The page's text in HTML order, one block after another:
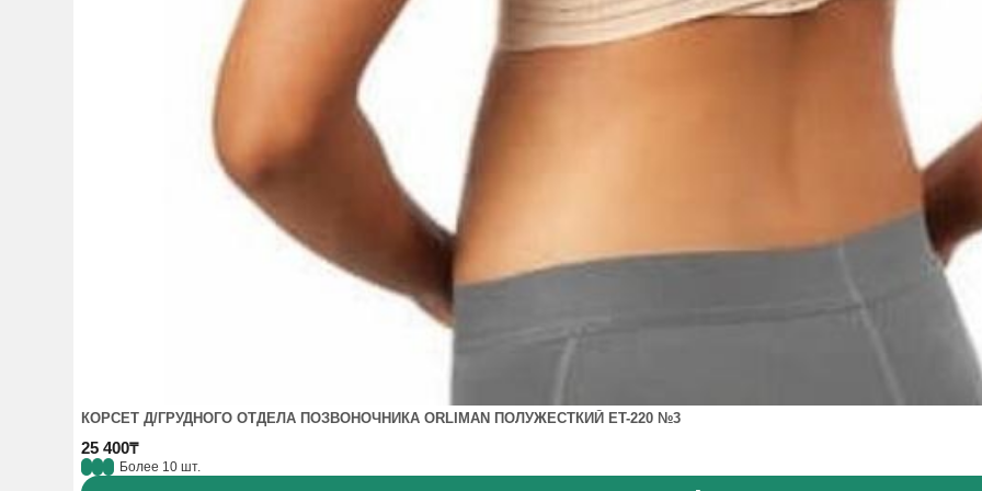
КОРСЕТ Д/ГРУДНОГО ОТДЕЛА ПОЗВОНОЧНИКА ORLIMAN ПОЛУЖЕСТКИЙ ET-220 №3
25 400₸
Более 10 шт.